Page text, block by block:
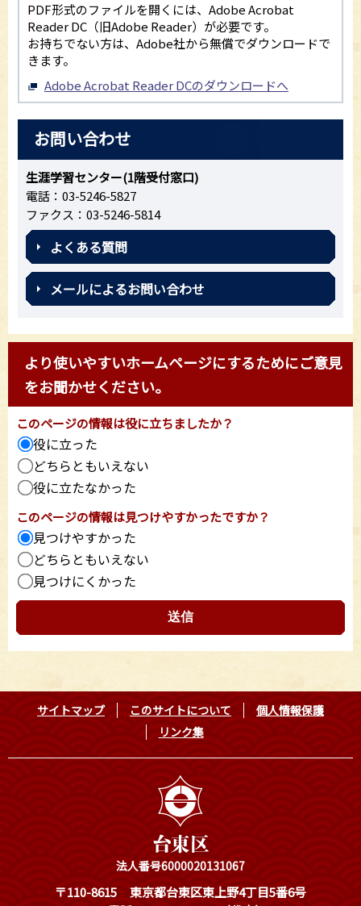
PDF形式のファイルを開くには、Adobe Acrobat
Reader DC（旧Adobe Reader）が必要です。
お持ちでない方は、Adobe社から無償でダウンロードで
きます。
Adobe Acrobat Reader DCのダウンロードへ
お問い合わせ
生涯学習センター(1階受付窓口)
電話：03-5246-5827
ファクス：03-5246-5814
よくある質問
メールによるお問い合わせ
より使いやすいホームページにするためにご意見
をお聞かせください。
このページの情報は役に立ちましたか？
役に立った
どちらともいえない
役に立たなかった
このページの情報は見つけやすかったですか？
見つけやすかった
どちらともいえない
見つけにくかった
サイトマップ このサイトについて
個人情報保護
リンク集
法人番号6000020131067
〒110-8615
東京都台東区東上野4丁目5番6号